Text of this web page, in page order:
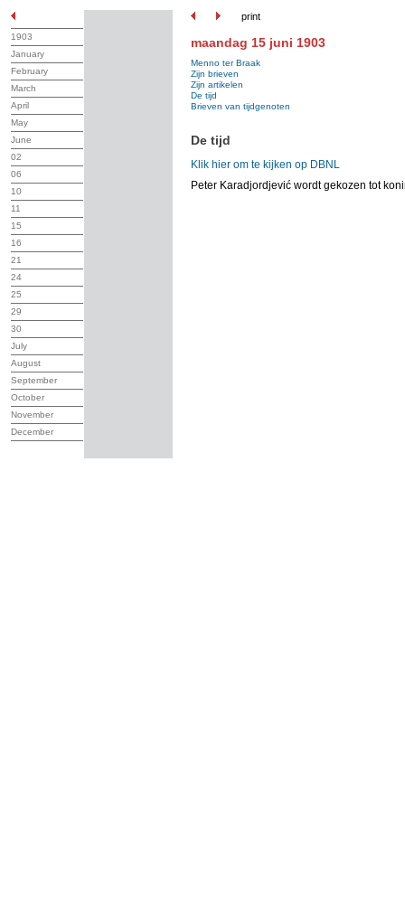
print
1903
January
February
March
April
May
June
02
06
10
11
15
16
21
24
25
29
30
July
August
September
October
November
December
maandag 15 juni 1903
Menno ter Braak
Zijn brieven
Zijn artikelen
De tijd
Brieven van tijdgenoten
De tijd
Klik hier om te kijken op DBNL
Peter Karadjordjević wordt gekozen tot